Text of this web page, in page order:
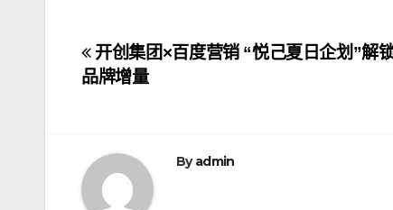
文
章
航
开创集团×百度营销 “悦己夏日企划”解
品牌增量
Byadmin